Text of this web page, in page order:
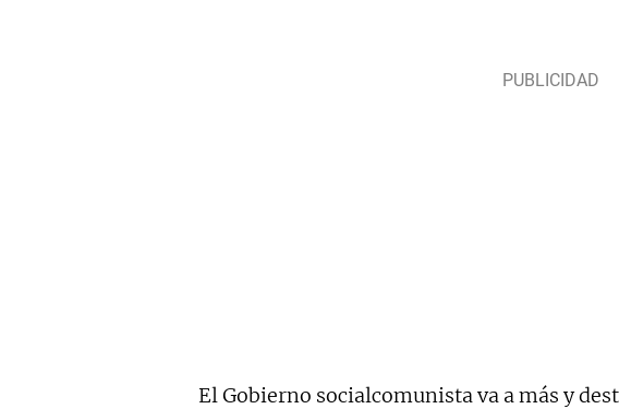
El Gobierno socialcomunista va a más y